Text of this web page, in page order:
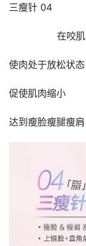
三瘦针 04
在咬
使肉处于放松状态
促使肌肉缩小
达到瘦脸瘦腿瘦